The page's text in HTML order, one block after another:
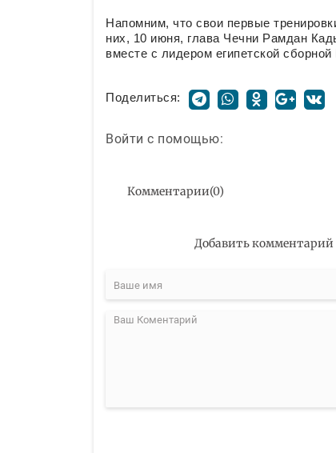
Напомним, что свои первые
них, 10 июня, глава Чечни Рамдан
вместе с лидером египетской
Поделиться:
Войти с помощью:
Комментарии(0)
Добавить комментарий